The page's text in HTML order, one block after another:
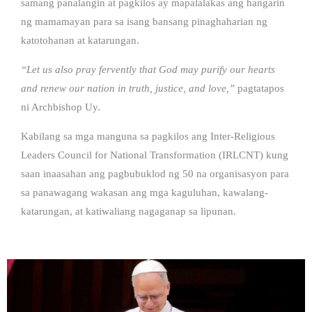
samang panalangin at pagkilos ay mapalalakas ang hangarin
ng mamamayan para sa isang bansang pinaghaharian ng
katotohanan at katarungan.
“Let us also pray fervently that God may purify our hearts
and renew our nation in truth, justice, and love,” pagtatapos
ni Archbishop Uy.
Kabilang sa mga manguna sa pagkilos ang Inter-Religious
Leaders Council for National Transformation (IRLCNT) kung
saan inaasahan ang pagbubuklod ng 50 na organisasyon para
sa panawagang wakasan ang mga kaguluhan, kawalang-
katarungan, at katiwaliang nagaganap sa lipunan.